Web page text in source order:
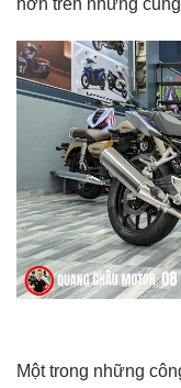
hơn trên những
Một trong những